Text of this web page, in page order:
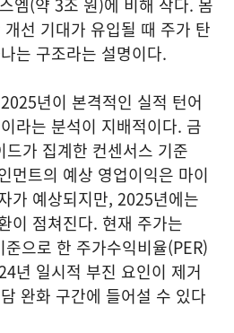
엠(약 3조 원)에 비해 작다. 몸
선 기대가 유입될 때 주가 탄
는 구조라는 설명이다.
년이 본격적인 실적 턴어
라는 분석이 지배적이다. 금
가 집계한 컨센서스 기준
먼트의 예상 영업이익은 마이
가 예상되지만, 2025년에는
이 점쳐진다. 현재 주가는
으로 한 주가수익비율(PER)
년 일시적 부진 요인이 제거
완화 구간에 들어설 수 있다